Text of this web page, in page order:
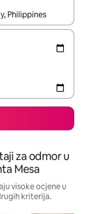
ih pregledati
za odmor u
Mesa
visoke ocjene u
kriterija.